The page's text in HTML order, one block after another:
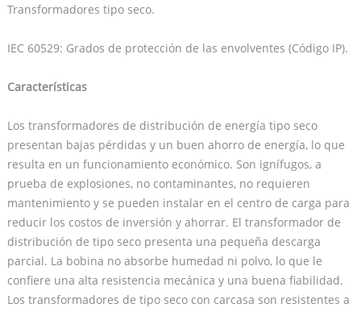
Transformadores tipo seco.
IEC 60529: Grados de protección de las envolventes (Código IP).
Características
Los transformadores de distribución de energía tipo seco
presentan bajas pérdidas y un buen ahorro de energía, lo que
resulta en un funcionamiento económico. Son ignífugos, a
prueba de explosiones, no contaminantes, no requieren
mantenimiento y se pueden instalar en el centro de carga para
reducir los costos de inversión y ahorrar. El transformador de
distribución de tipo seco presenta una pequeña descarga
parcial. La bobina no absorbe humedad ni polvo, lo que le
confiere una alta resistencia mecánica y una buena fiabilidad.
Los transformadores de tipo seco con carcasa son resistentes a